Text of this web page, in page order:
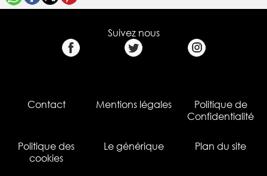
Suivez nous
Contact Mentions légales
Politique de
Confidentialité
Politique des
cookies
Le générique Plan du site